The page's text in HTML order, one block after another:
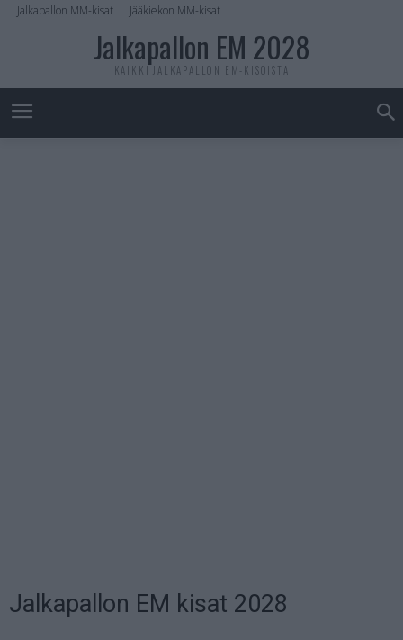
Jalkapallon MM-kisat Jääkiekon MM-kisat
Jalkapallon EM 2028
KAIKKI JALKAPALLON EM-KISOISTA
Jalkapallon EM kisat 2028